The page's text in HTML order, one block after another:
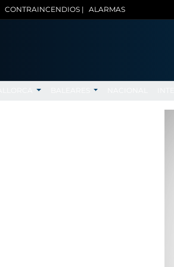
CONTRAINCENDIOS | ALARMAS